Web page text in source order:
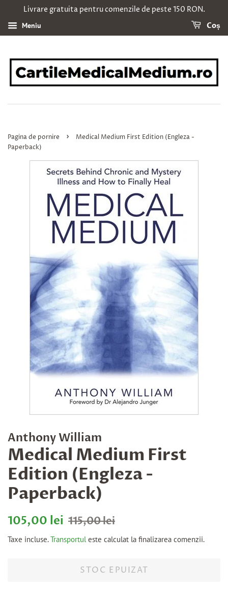
Livrare gratuita pentru comenzile de peste 150 RON.
Meniu Coș
Pagina de pornire ›
Medical Medium First Edition (Engleza -
Paperback)
Anthony William
Medical Medium First
Edition (Engleza -
Paperback)
Preț
105,00 lei Preț
ofertă
115,00 lei
Taxe incluse.Transportuleste calculat la finalizarea comenzii.
STOC EPUIZAT